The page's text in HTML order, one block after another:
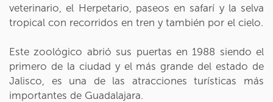
veterinario, el Herpetario, paseos en safarí y la selva
tropical con recorridos en tren y también por el cielo.
Este zoológico abrió sus puertas en 1988 siendo el
primero de la ciudad y el más grande del estado de
Jalisco, es una de las atracciones turísticas más
importantes de Guadalajara.